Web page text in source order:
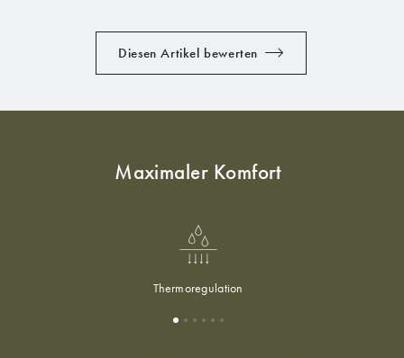
Diesen Artikel bewerten
Maximaler Komfort
Thermoregulation